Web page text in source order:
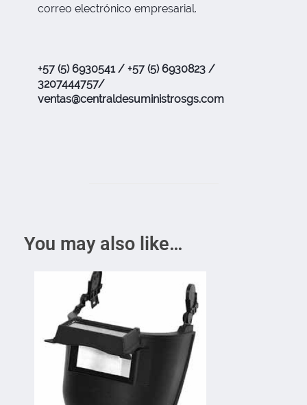
correo electrónico empresarial.
+57 (5) 6930541 / +57 (5) 6930823 /
3207444757/
ventas@centraldesuministrosgs.com
You may also like…